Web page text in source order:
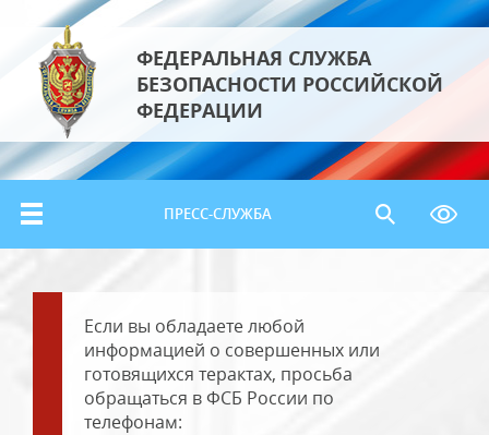
ФЕДЕРАЛЬНАЯ СЛУЖБА
БЕЗОПАСНОСТИ РОССИЙСКОЙ
ФЕДЕРАЦИИ
ПРЕСС-СЛУЖБА
Если вы обладаете любой
информацией о совершенных или
готовящихся терактах, просьба
обращаться в ФСБ России по
телефонам: